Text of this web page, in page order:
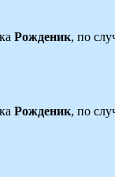
Рожденик, по
Рожденик, по